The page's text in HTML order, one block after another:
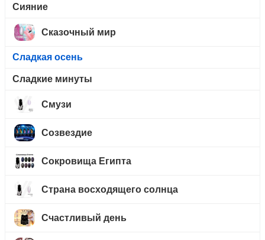
Сияние
Сказочный мир
Сладкая осень
Сладкие минуты
Смузи
Созвездие
Сокровища Египта
Страна восходящего солнца
Счастливый день